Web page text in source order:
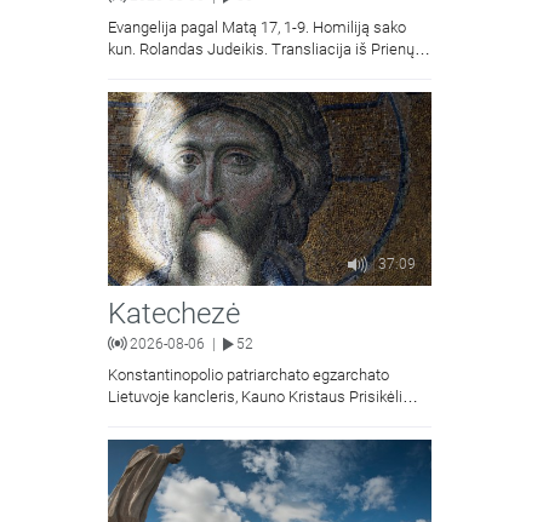
Evangelija pagal Matą 17, 1-9. Homiliją sako
kun. Rolandas Judeikis. Transliacija iš Prienų
37:09
Katechezė
2026-08-06 52
Konstantinopolio patriarchato egzarchato
Lietuvoje kancleris, Kauno Kristaus Prisikėlimo
kunigas Vitalijus Mockus pasakoja apie
Kristaus Atsimainymo šventę.